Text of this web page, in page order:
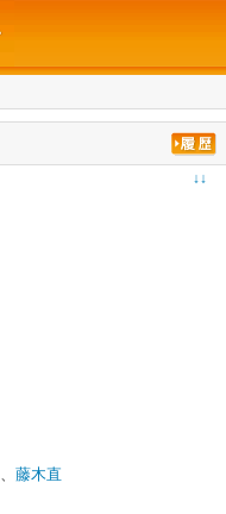
↓↓
、 藤木直